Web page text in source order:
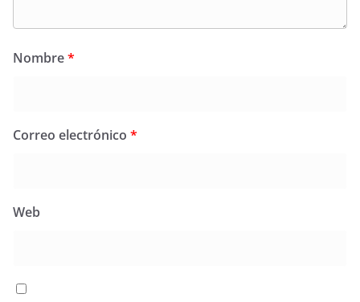
Nombre*
Correo electrónico *
Web